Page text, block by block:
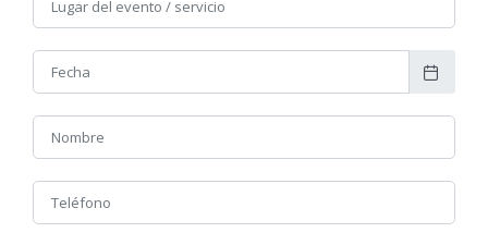
SOLICITA INFORMACIÓN Y PRESUPUESTOS DEL BALLET
DE CARMINA NADAL RELLENANDO EL FORMULARIO